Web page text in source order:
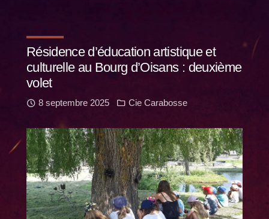
Résidence d’éducation artistique et
culturelle au Bourg d’Oisans : deuxième
volet
8 septembre 2025 Cie Carabosse